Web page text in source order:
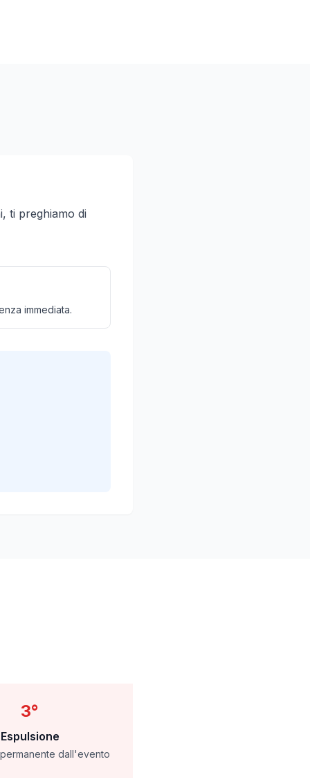
ti preghiamo di
immediata.
3°
Espulsione
dall'evento